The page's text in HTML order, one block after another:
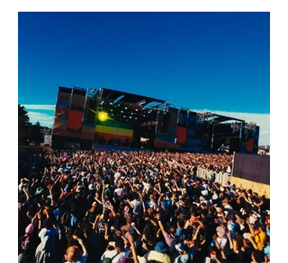
Antonella Orsini, Yoga Woman y más
Centro Cultural Estación Mapocho, espacio
que albergará durante dos jornadas una
pro